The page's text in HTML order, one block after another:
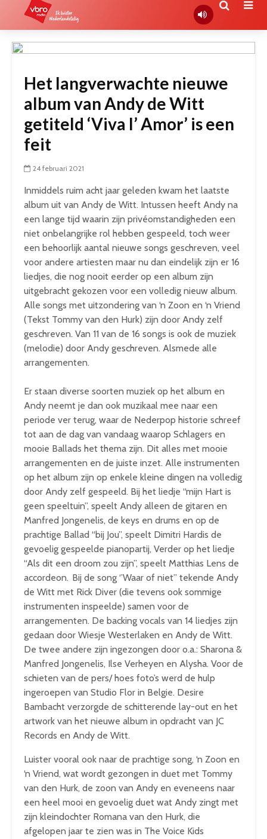
Het langverwachte nieuwe
album van Andy de Witt
getiteld ‘Viva l’ Amor’ is een
feit
24 februari 2021
Inmiddels ruim acht jaar geleden kwam het laatste
album uit van Andy de Witt. Intussen heeft Andy na
een lange tijd waarin zijn privéomstandigheden een
niet onbelangrijke rol hebben gespeeld, toch weer
een behoorlijk aantal nieuwe songs geschreven, veel
voor andere artiesten maar nu dan eindelijk zijn er 16
liedjes, die nog nooit eerder op een album zijn
uitgebracht gekozen voor een volledig nieuw album.
Alle songs met uitzondering van ‘n Zoon en ‘n Vriend
(Tekst Tommy van den Hurk) zijn door Andy zelf
geschreven. Van 11 van de 16 songs is ook de muziek
(melodie) door Andy geschreven. Alsmede alle
arrangementen.
Er staan diverse soorten muziek op het album en
Andy neemt je dan ook muzikaal mee naar een
periode ver terug, waar de Nederpop historie schreef
tot aan de dag van vandaag waarop Schlagers en
mooie Ballads het thema zijn. Dit alles met mooie
arrangementen en de juiste inzet. Alle instrumenten
op het album zijn op enkele kleine dingen na volledig
door Andy zelf gespeeld. Bij het liedje “mijn Hart is
geen speeltuin”, speelt Andy alleen de gitaren en
Manfred Jongenelis, de keys en drums en op de
prachtige Ballad “bij Jou”, speelt Dimitri Hardis de
gevoelig gespeelde pianopartij, Verder op het liedje
“Als dit een droom zou zijn”, speelt Matthias Lens de
accordeon. Bij de song ‘’Waar of niet’’ tekende Andy
de Witt met Rick Diver (die tevens ook sommige
instrumenten inspeelde) samen voor de
arrangementen. De backing vocals van 14 liedjes zijn
gedaan door Wiesje Westerlaken en Andy de Witt.
De twee andere zijn ingezongen door o.a.: Sharona &
Manfred Jongenelis, Ilse Verheyen en Alysha. Voor de
schieten van de pers/ hoes foto’s werd de hulp
ingeroepen van Studio Flor in Belgie. Desire
Bambacht verzorgde de schitterende lay-out en het
artwork van het nieuwe album in opdracht van JC
Records en Andy de Witt.
Luister vooral ook naar de prachtige song, ‘n Zoon en
‘n Vriend, wat wordt gezongen in duet met Tommy
van den Hurk, de zoon van Andy en eveneens naar
een heel mooi en gevoelig duet wat Andy zingt met
zijn kleindochter Romana van den Hurk, die
afgelopen jaar te zien was in The Voice Kids